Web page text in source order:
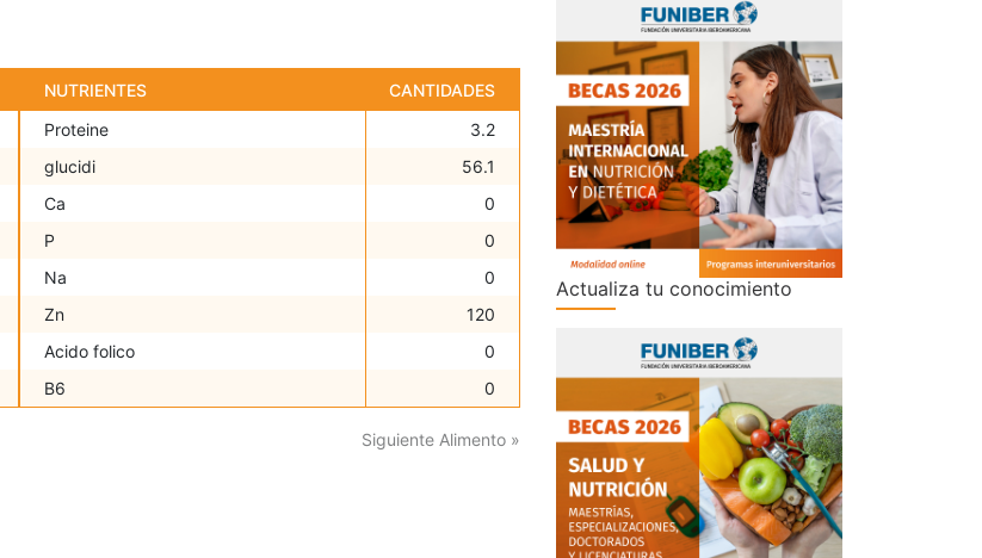
NUTRIENTES
CANTIDADES
Proteine
3.2
glucidi
56.1
Ca
0
P
0
Na
0
Zn
120
Acido folico
0
B6
0
Siguiente Alimento »
Actualiza tu conocimiento